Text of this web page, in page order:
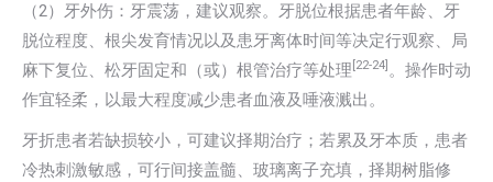
（2）牙外伤：牙震荡，建议观察。牙脱位根据患者年龄、牙
脱位程度、根尖发育情况以及患牙离体时间等决定行观察、局
麻下复位、松牙固定和（或）根管治疗等处理 [22-24] 。操作时动
作宜轻柔，以最大程度减少患者血液及唾液溅出。
牙折患者若缺损较小，可建议择期治疗；若累及牙本质，患者
冷热刺激敏感，可行间接盖髓、玻璃离子充填，择期树脂修